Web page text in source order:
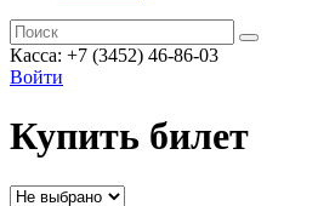
Касса: +7 (3452) 46-86-03
Войти
Купить билет